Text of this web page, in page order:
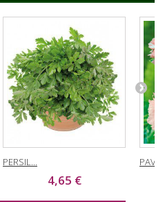
PERSIL...
4,65 €